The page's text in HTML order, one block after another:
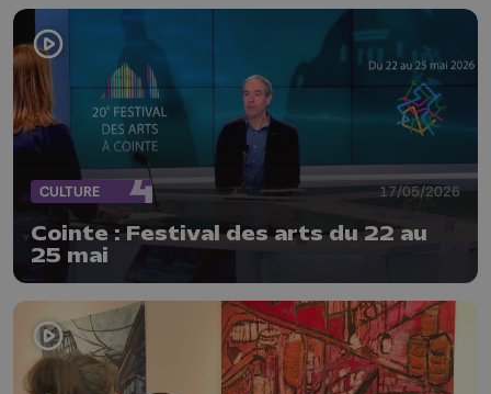
CULTURE 17/05/2026
Cointe : Festival des arts du 22 au
25 mai